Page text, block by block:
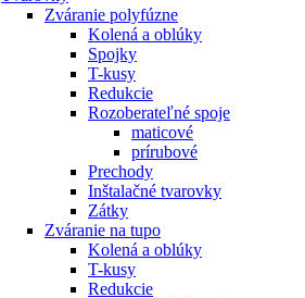
Zváranie polyfúzne
Kolená a oblúky
Spojky
T-kusy
Redukcie
Rozoberateľné spoje
maticové
prírubové
Prechody
Inštalačné tvarovky
Zátky
Zváranie na tupo
Kolená a oblúky
T-kusy
Redukcie